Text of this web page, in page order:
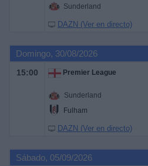
Sunderland
DAZN (Ver en directo)
Domingo, 30/08/2026
15:00 Premier League
Sunderland
Fulham
DAZN (Ver en directo)
Sábado, 05/09/2026